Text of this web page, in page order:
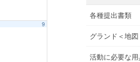
9
各種提出書類
グランド＜地図
活動に必要な用